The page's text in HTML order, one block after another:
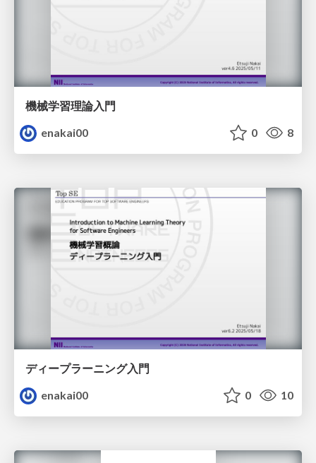
機械学習理論入門
enakai00
0 8
ディープラーニング入門
enakai00
0 10